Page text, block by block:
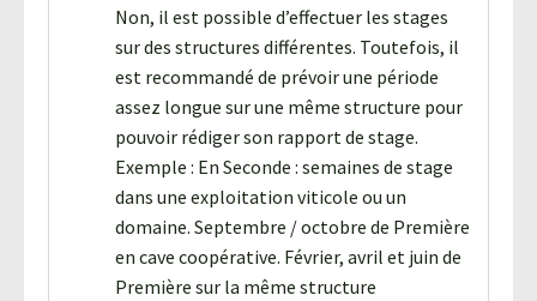
Non, il est possible d’effectuer les stages
sur des structures différentes. Toutefois, il
est recommandé de prévoir une période
assez longue sur une même structure pour
pouvoir rédiger son rapport de stage.
Exemple : En Seconde : semaines de stage
dans une exploitation viticole ou un
domaine. Septembre / octobre de Première
en cave coopérative. Février, avril et juin de
Première sur la même structure